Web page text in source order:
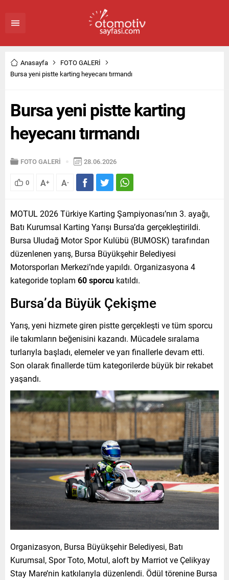
Anasayfa
FOTO GALERİ
Bursa yeni pistte karting heyecanı tırmandı
Bursa yeni pistte karting
heyecanı tırmandı
FOTO GALERİ 28.06.2026
0 A+ A-
MOTUL 2026 Türkiye Karting Şampiyonası’nın 3. ayağı,
Batı Kurumsal Karting Yarışı Bursa’da gerçekleştirildi.
Bursa Uludağ Motor Spor Kulübü (BUMOSK) tarafından
düzenlenen yarış, Bursa Büyükşehir Belediyesi
Motorsporları Merkezi’nde yapıldı. Organizasyona 4
kategoride toplam 60 sporcu katıldı.
Bursa’da Büyük Çekişme
Yarış, yeni hizmete giren pistte gerçekleşti ve tüm sporcu
ile takımların beğenisini kazandı. Mücadele sıralama
turlarıyla başladı, elemeler ve yarı finallerle devam etti.
Son olarak finallerde tüm kategorilerde büyük bir rekabet
yaşandı.
Organizasyon, Bursa Büyükşehir Belediyesi, Batı
Kurumsal, Spor Toto, Motul, aloft by Marriot ve Çelikyay
Stay Mare’nin katkılarıyla düzenlendi. Ödül törenine Bursa